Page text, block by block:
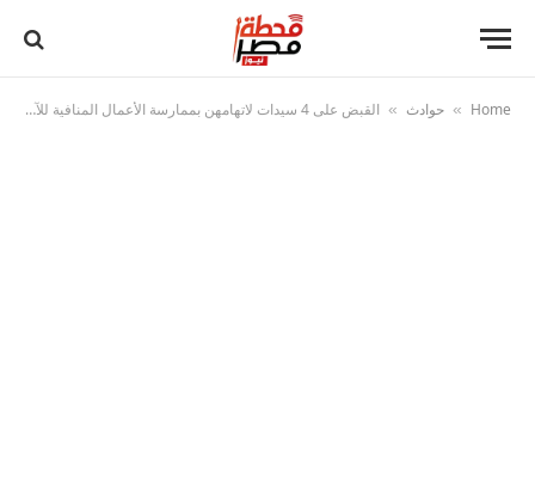
Home
» حوادث » القبض على 4 سيدات لاتهامهن بممارسة الأعمال المنافية للآداب في الإسكندرية والدقهلية